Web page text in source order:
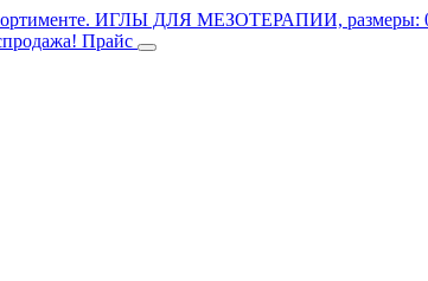
ИГЛЫ ДЛЯ МЕЗОТЕРАПИИ, размеры:
Прайс